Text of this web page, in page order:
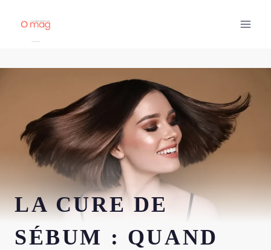
LA CURE DE
SÉBUM : QUAND